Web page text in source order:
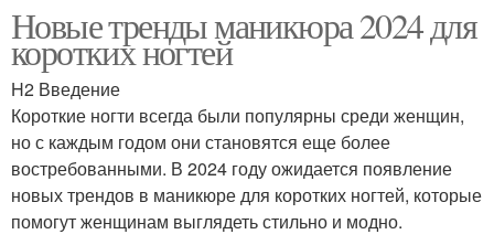
Новые тренды маникюра 2024 для
коротких ногтей
H2 Введение
Короткие ногти всегда были популярны среди женщин,
но с каждым годом они становятся еще более
востребованными. В 2024 году ожидается появление
новых трендов в маникюре для коротких ногтей, которые
помогут женщинам выглядеть стильно и модно.